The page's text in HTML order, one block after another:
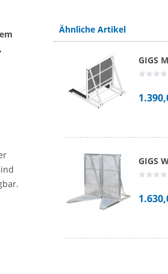
Ähnliche Artikel
GIGS
GIGS